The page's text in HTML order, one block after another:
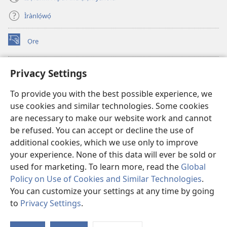
Privacy Settings
To provide you with the best possible experience, we
use cookies and similar technologies. Some cookies
are necessary to make our website work and cannot
be refused. You can accept or decline the use of
additional cookies, which we use only to improve
your experience. None of this data will ever be sold or
used for marketing. To learn more, read the Global
Policy on Use of Cookies and Similar Technologies.
You can customize your settings at any time by going
to Privacy Settings.
Ìrànlọ́wọ́
Ọrẹ
(opens
new
ÀKÁ ÌWÉ ORÍ ÍŃTÁNẸ́Ẹ̀TÌ TI Watchtower™
(opens
window)JW Hub
(opens
new
window)JW Library
Watchtower Library ®
Copyright© 2026 Watch Tower Bible and Tract Society of Pennsylvania.
ÀDÉHÙN LÍLO ÌKÀNNÌ